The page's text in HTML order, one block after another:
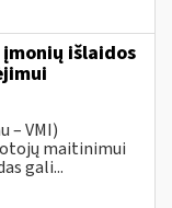
išlaidos
– VMI)
maitinimui
gali...